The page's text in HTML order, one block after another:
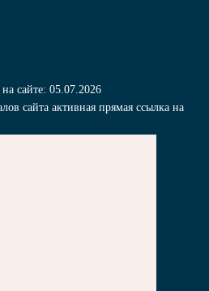
сайте: 05.07.2026
сайта активная прямая ссылка на